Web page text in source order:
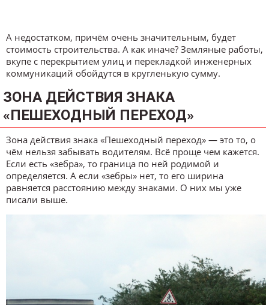
А недостатком, причём очень значительным, будет
стоимость строительства. А как иначе? Земляные работы,
вкупе с перекрытием улиц и перекладкой инженерных
коммуникаций обойдутся в кругленькую сумму.
ЗОНА ДЕЙСТВИЯ ЗНАКА
«ПЕШЕХОДНЫЙ ПЕРЕХОД»
Зона действия знака «Пешеходный переход» — это то, о
чём нельзя забывать водителям. Всё проще чем кажется.
Если есть «зебра», то граница по ней родимой и
определяется. А если «зебры» нет, то его ширина
равняется расстоянию между знаками. О них мы уже
писали выше.